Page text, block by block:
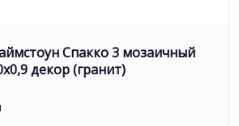
Спакко 3 мозаичный
декор (гранит)